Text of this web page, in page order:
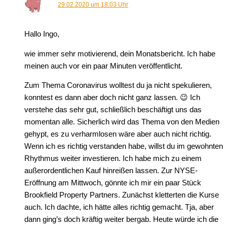
29.02.2020 um 18:03 Uhr
Hallo Ingo,
wie immer sehr motivierend, dein Monatsbericht. Ich habe
meinen auch vor ein paar Minuten veröffentlicht.
Zum Thema Coronavirus wolltest du ja nicht spekulieren,
konntest es dann aber doch nicht ganz lassen. 😉 Ich
verstehe das sehr gut, schließlich beschäftigt uns das
momentan alle. Sicherlich wird das Thema von den Medien
gehypt, es zu verharmlosen wäre aber auch nicht richtig.
Wenn ich es richtig verstanden habe, willst du im gewohnten
Rhythmus weiter investieren. Ich habe mich zu einem
außerordentlichen Kauf hinreißen lassen. Zur NYSE-
Eröffnung am Mittwoch, gönnte ich mir ein paar Stück
Brookfield Property Partners. Zunächst kletterten die Kurse
auch. Ich dachte, ich hätte alles richtig gemacht. Tja, aber
dann ging’s doch kräftig weiter bergab. Heute würde ich die